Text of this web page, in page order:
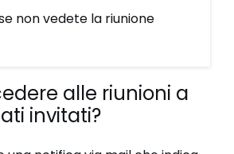
non vedete la riunione
alle riunioni a
invitati?